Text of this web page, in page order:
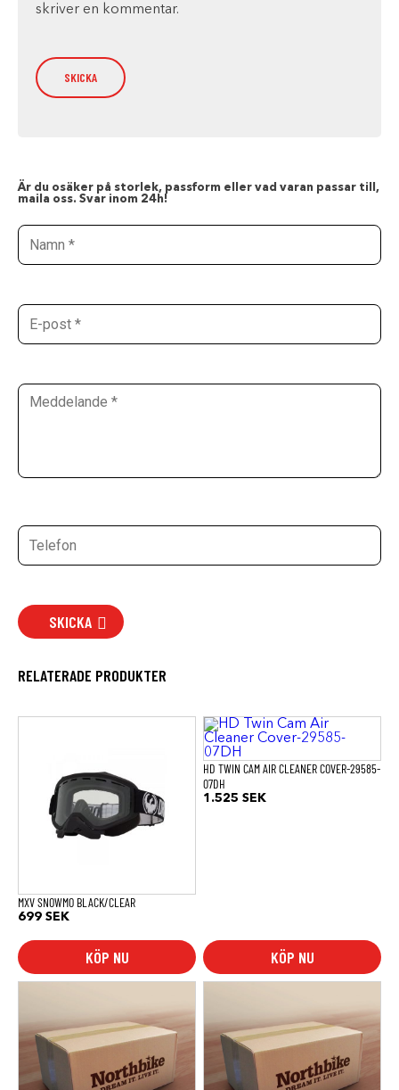
skriver en kommentar.
Är du osäker på storlek, passform eller vad varan passar till,
maila oss. Svar inom 24h!
SKICKA
RELATERADE PRODUKTER
MXV SNOWMO BLACK/CLEAR
699 SEK
KÖP NU
HD TWIN CAM AIR CLEANER COVER-29585-
07DH
1.525 SEK
KÖP NU